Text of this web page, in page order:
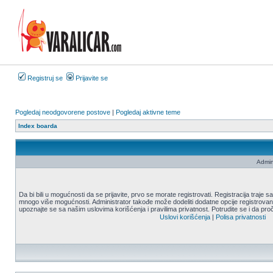
Registruj se Prijavite se
Pogledaj neodgovorene postove | Pogledaj aktivne teme
Index boarda
Da bi bili u mogućnosti da se prijavite, prvo se morate registrovati. Registracija traje
mnogo više mogućnosti. Administrator takođe može dodeliti dodatne opcije
upoznajte se sa našim uslovima korišćenja i pravilima privatnost. Potrudite se i da
Uslovi korišćenja| Polisa privatnosti